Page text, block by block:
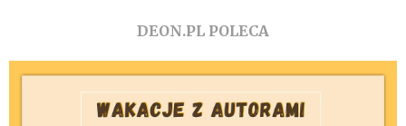
DEON.PL POLECA